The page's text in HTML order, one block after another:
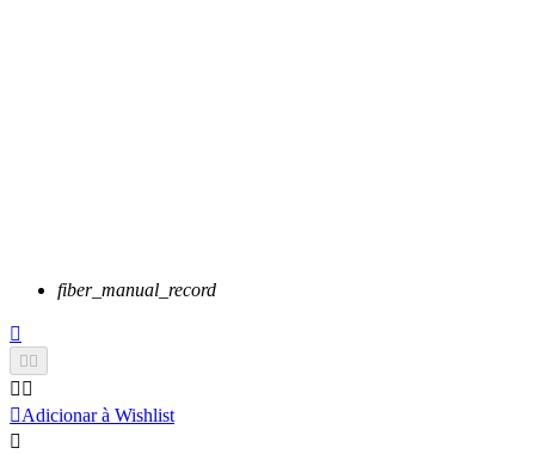
fiber_manual_record

 
 
Adicionar à Wishlist
